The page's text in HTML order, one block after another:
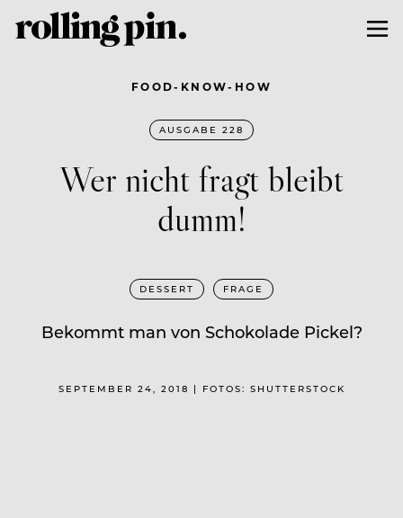
FOOD-KNOW-HOW
AUSGABE 228
Wer nicht fragt bleibt
dumm!
DESSERT FRAGE
Bekommt man von Schokolade Pickel?
SEPTEMBER 24, 2018 | FOTOS: SHUTTERSTOCK